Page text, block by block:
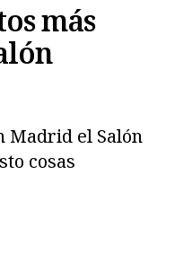
más
Madrid el Salón
cosas